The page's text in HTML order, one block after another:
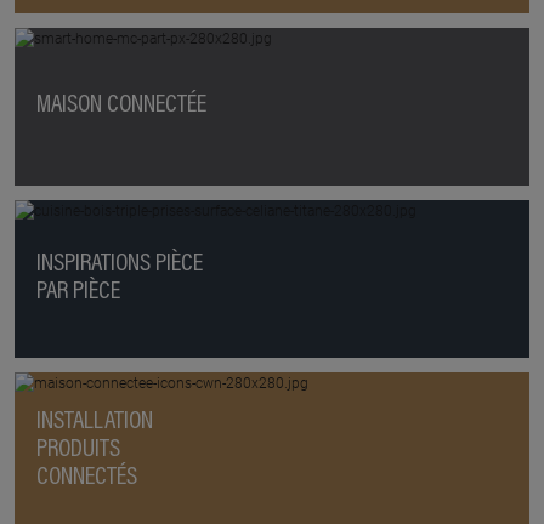
MAISON CONNECTÉE
INSPIRATIONS PIÈCE
PAR PIÈCE
INSTALLATION
PRODUITS
CONNECTÉS